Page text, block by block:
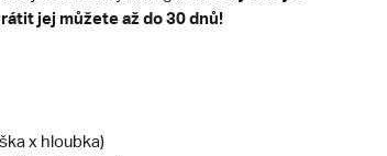
jej můžete až do 30 dnů!
x hloubka)